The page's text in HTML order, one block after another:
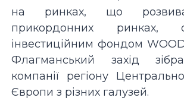
на ринках, що
прикордонних ринках,
інвестиційним фондом
Флагманський захід
компанії регіону
Європи з різних галузей.